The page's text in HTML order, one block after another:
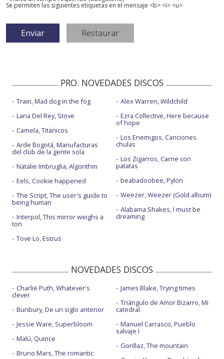
Se permiten las siguientes etiquetas en el mensaje <b> <i> <u>
PRO. NOVEDADES DISCOS
Train, Mad dog in the fog
Lana Del Rey, Stove
Camela, Titánicos
Arde Bogotá, Manufacturas
del club de la gente sola
Natalie Imbruglia, Algorithm
Eels, Cookie happened
The Script, The user's guide to
being human
Interpol, This mirror weighs a
ton
Tove Lo, Estrus
Alex Warren, Wildchild
Ezra Collective, Here because
of hope
Los Enemigos, Canciones
chulas
Los Zigarros, Carne con
patatas
beabadoobee, Pylon
Weezer, Weezer (Gold album)
Alabama Shakes, I must be
dreaming
NOVEDADES DISCOS
Charlie Puth, Whatever's
clever
Bunbury, De un siglo anterior
Jessie Ware, Superbloom
Malú, Quince
Bruno Mars, The romantic
James Blake, Trying times
Triángulo de Amor Bizarro, Mi
catedral
Manuel Carrasco, Pueblo
salvaje I
Gorillaz, The mountain